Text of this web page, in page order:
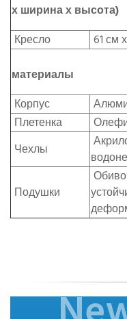
х ширина х высота)
Кресло
61 см
материалы
Корпус
Плетенка
Чехлы
Подушки